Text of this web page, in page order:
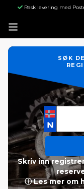
Rask levering med
SØK
Skriv inn
ⓘ Les mer om